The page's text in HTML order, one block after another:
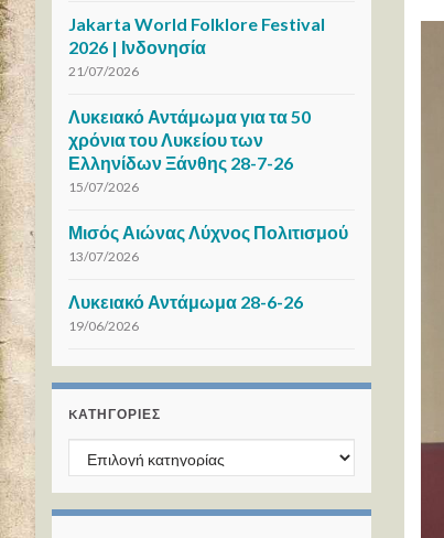
Jakarta World Folklore Festival
2026 | Ινδονησία
21/07/2026
Λυκειακό Αντάμωμα για τα 50
χρόνια του Λυκείου των
Ελληνίδων Ξάνθης 28-7-26
15/07/2026
Μισός Αιώνας Λύχνος Πολιτισμού
13/07/2026
Λυκειακό Αντάμωμα 28-6-26
19/06/2026
KΑΤΗΓΟΡΊΕΣ
Kατηγορίες